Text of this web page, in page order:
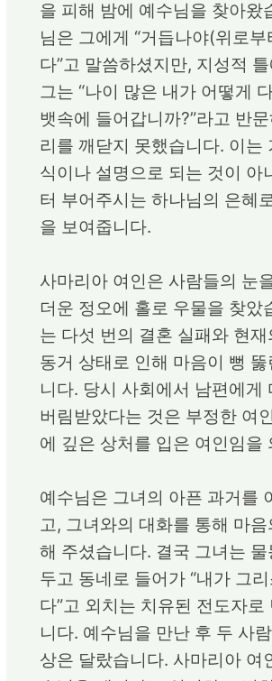
을 피해 밤에 예수님을 찾아왔
님은 그에게 “거듭나야(위로
다”고 말씀하셨지만, 지성적
그는 “나이 많은 내가 어떻게
뱃속에 들어갑니까?”라고 반
리를 깨닫지 못했습니다. 이는
식이나 설명으로 되는 것이 아
터 부어주시는 하나님의 은혜
을 보여줍니다.
사마리아 여인은 사람들의 눈
더운 정오에 홀로 우물을 찾았
는 다섯 번의 결혼 실패와 현
동거 상태로 인해 마음이 뻥
니다. 당시 사회에서 남편에게
버림받았다는 것은 부정한 여
에 깊은 상처를 입은 여인임을
예수님은 그녀의 아픈 과거를
고, 그녀와의 대화를 통해 마
해 주셨습니다. 결국 그녀는 물
두고 동네로 들어가 “내가 그
다”고 외치는 치유된 전도자로
니다. 예수님을 만난 후 두 사
상은 달랐습니다. 사마리아 여